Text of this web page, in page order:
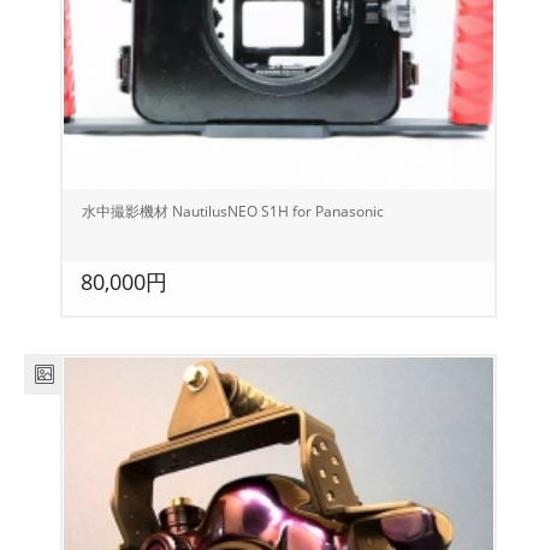
水中撮影機材 NautilusNEO S1H for Panasonic
80,000円